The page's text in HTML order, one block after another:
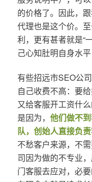
的价格了。因此，
代理也是这个价。
利，更有甚者就是“
己心知肚明自身水
有些招远市SEO公
自己收费不高：要
又给客服开工资什
是因为， 他们做不
队，创始人直接负
不愁客户来源，不
司因为做的不专业
门客服去应对，必